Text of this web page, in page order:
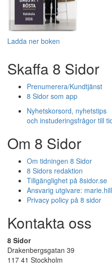
Ladda ner boken
Skaffa 8 Sidor
Prenumerera/Kundtjänst
8 Sidor som app
Nyhetskorsord, nyhetstips
och instuderingsfrågor till
Om 8 Sidor
Om tidningen 8 Sidor
8 Sidors redaktion
Tillgänglighet på 8sidor.se
Ansvarig utgivare:
Privacy policy på 8 sidor
Kontakta oss
8 Sidor
Drakenbergsgatan 39
117 41 Stockholm